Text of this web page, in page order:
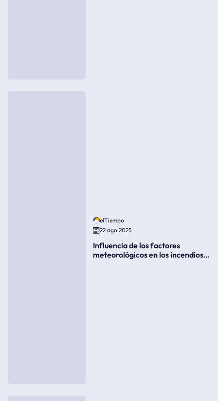
elTiempo
22 ago 2025
Influencia de los factores
meteorológicos en los incendios